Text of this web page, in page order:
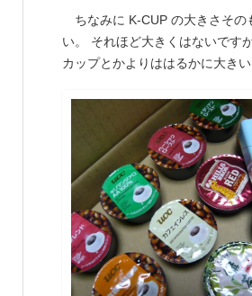
ちなみに K-CUP の大きさその
い。 それほど大きくはないです
カップとかよりははるかに大きい